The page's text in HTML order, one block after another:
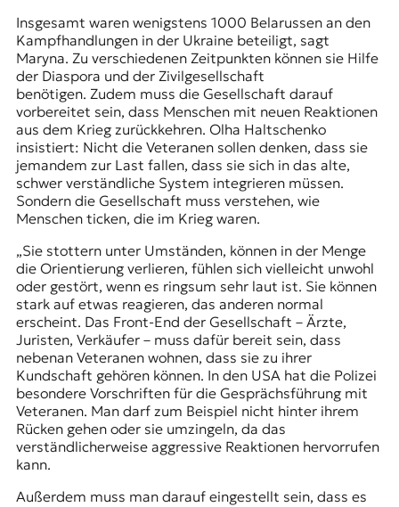
Insgesamt waren wenigstens 1000 Belarussen an den
Kampfhandlungen in der Ukraine beteiligt, sagt
Maryna. Zu verschiedenen Zeitpunkten können sie Hilfe
der Diaspora und der Zivilgesellschaft
benötigen. Zudem muss die Gesellschaft darauf
vorbereitet sein, dass Menschen mit neuen Reaktionen
aus dem Krieg zurückkehren. Olha Haltschenko
insistiert: Nicht die Veteranen sollen denken, dass sie
jemandem zur Last fallen, dass sie sich in das alte,
schwer verständliche System integrieren müssen.
Sondern die Gesellschaft muss verstehen, wie
Menschen ticken, die im Krieg waren.
„Sie stottern unter Umständen, können in der Menge
die Orientierung verlieren, fühlen sich vielleicht unwohl
oder gestört, wenn es ringsum sehr laut ist. Sie können
stark auf etwas reagieren, das anderen normal
erscheint. Das Front-End der Gesellschaft – Ärzte,
Juristen, Verkäufer – muss dafür bereit sein, dass
nebenan Veteranen wohnen, dass sie zu ihrer
Kundschaft gehören können. In den USA hat die Polizei
besondere Vorschriften für die Gesprächsführung mit
Veteranen. Man darf zum Beispiel nicht hinter ihrem
Rücken gehen oder sie umzingeln, da das
verständlicherweise aggressive Reaktionen hervorrufen
kann.
Außerdem muss man darauf eingestellt sein, dass es